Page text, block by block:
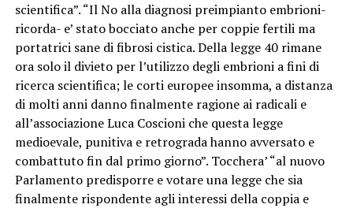
scientifica”. “Il No alla diagnosi preimpianto embrioni-
ricorda- e’ stato bocciato anche per coppie fertili ma
portatrici sane di fibrosi cistica. Della legge 40 rimane
ora solo il divieto per l’utilizzo degli embrioni a fini di
ricerca scientifica; le corti europee insomma, a distanza
di molti anni danno finalmente ragione ai radicali e
all’associazione Luca Coscioni che questa legge
medioevale, punitiva e retrograda hanno avversato e
combattuto fin dal primo giorno”. Tocchera’ “al nuovo
Parlamento predisporre e votare una legge che sia
finalmente rispondente agli interessi della coppia e